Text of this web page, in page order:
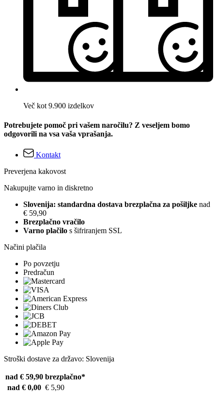
Več kot 9.900 izdelkov
Potrebujete pomoč pri vašem naročilu? Z veseljem bomo
odgovorili na vsa vaša vprašanja.
Kontakt
Preverjena kakovost
Nakupujte varno in diskretno
Slovenija: standardna dostava brezplačna za pošiljke nad
€ 59,90
Brezplačno vračilo
Varno plačilo s šifriranjem SSL
Načini plačila
Po povzetju
Predračun
Stroški dostave za državo: Slovenija
nad € 59,90 brezplačno*
nad € 0,00 € 5,90